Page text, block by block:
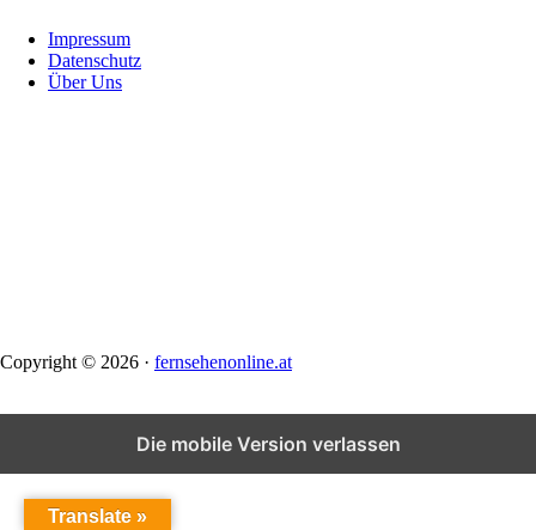
FooterImpressum
Datenschutz
Über Uns
Copyright © 2026 · fernsehenonline.at
Translate »
Die mobile Version verlassen